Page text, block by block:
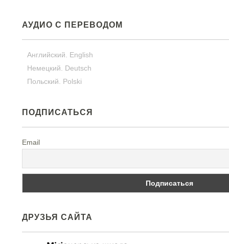
АУДИО С ПЕРЕВОДОМ
Английский. English
Немецкий. Deutsch
Польский. Polski
ПОДПИСАТЬСЯ
Email
ДРУЗЬЯ САЙТА